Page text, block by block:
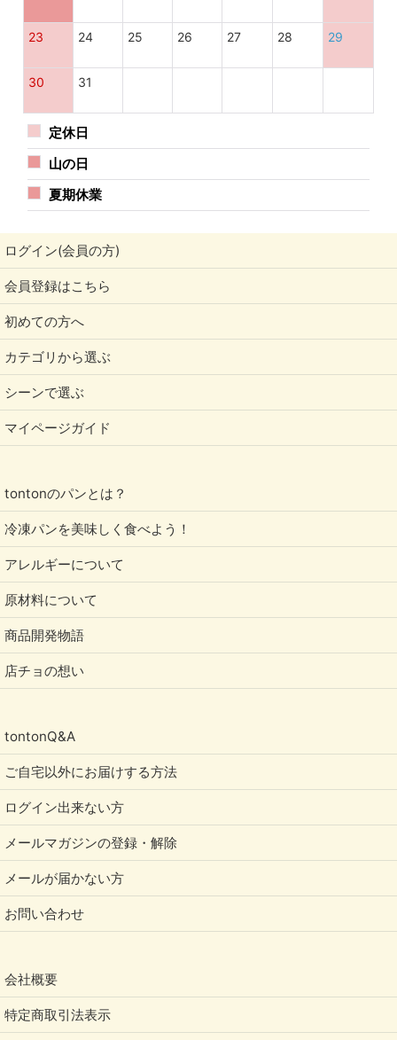
23 24 25 26 27 28 29
30 31
定休日
山の日
夏期休業
ログイン(会員の方)
会員登録はこちら
初めての方へ
カテゴリから選ぶ
シーンで選ぶ
マイページガイド
tontonのパンとは？
冷凍パンを美味しく食べよう！
アレルギーについて
原材料について
商品開発物語
店チョの想い
tontonQ&A
ご自宅以外にお届けする方法
ログイン出来ない方
メールマガジンの登録・解除
メールが届かない方
お問い合わせ
会社概要
特定商取引法表示